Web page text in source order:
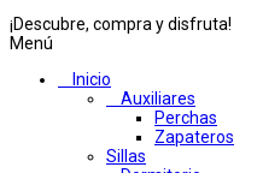
¡Descubre, compra y disfruta!
Menú
Inicio
Auxiliares
Perchas
Zapateros
Sillas